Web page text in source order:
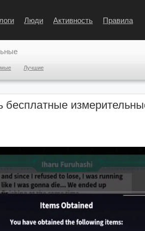
Люди Активность Правила
Лучшие
бесплатные